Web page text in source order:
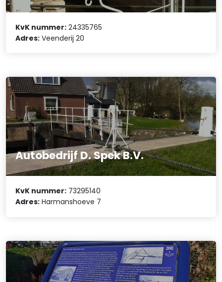
KvK nummer: 24335765
Adres: Veenderij 20
Autobedrijf D. Spek B.V.
KvK nummer: 73295140
Adres: Harmanshoeve 7